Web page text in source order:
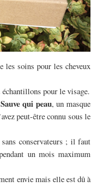
les soins pour les cheveux
pour le visage.
Sauve qui peau, un masque
peut-être connu sous le
conservateurs ; il faut
un mois maximum
envie mais elle est dû à